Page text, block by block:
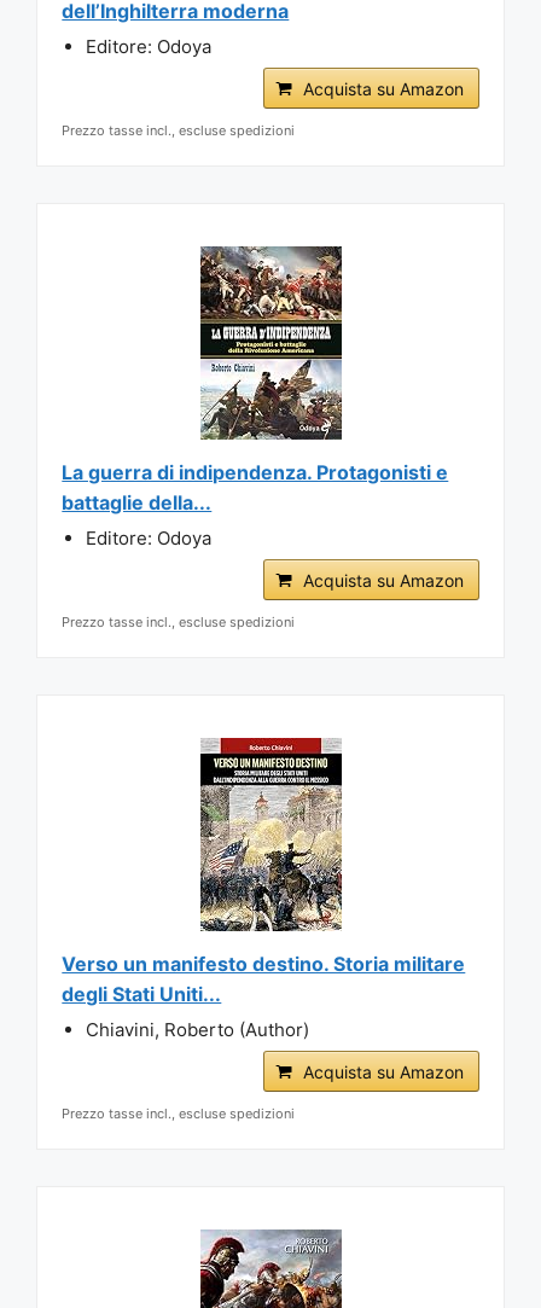
dell’Inghilterra moderna
Editore: Odoya
Acquista su Amazon
Prezzo tasse incl., escluse spedizioni
La guerra di indipendenza. Protagonisti e
battaglie della...
Editore: Odoya
Acquista su Amazon
Prezzo tasse incl., escluse spedizioni
Verso un manifesto destino. Storia militare
degli Stati Uniti...
Chiavini, Roberto (Author)
Acquista su Amazon
Prezzo tasse incl., escluse spedizioni